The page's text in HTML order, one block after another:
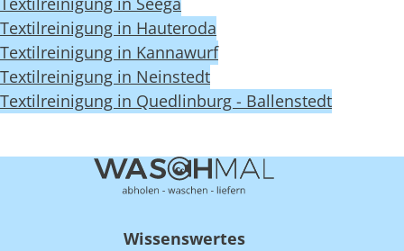
Textilreinigung in Hauteroda
Textilreinigung in Kannawurf
Textilreinigung in Neinstedt
Textilreinigung in Quedlinburg - Ballenstedt
Wissenswertes